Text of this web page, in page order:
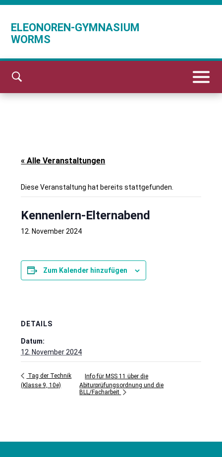
ELEONOREN-GYMNASIUM
WORMS
« Alle Veranstaltungen
Diese Veranstaltung hat bereits stattgefunden.
Kennenlern-Elternabend
12. November 2024
Zum Kalender hinzufügen
DETAILS
Datum:
12. November 2024
Tag der Technik
(Klasse 9, 10e)
Info für MSS 11 über die
Abiturprüfungsordnung und die
BLL/Facharbeit